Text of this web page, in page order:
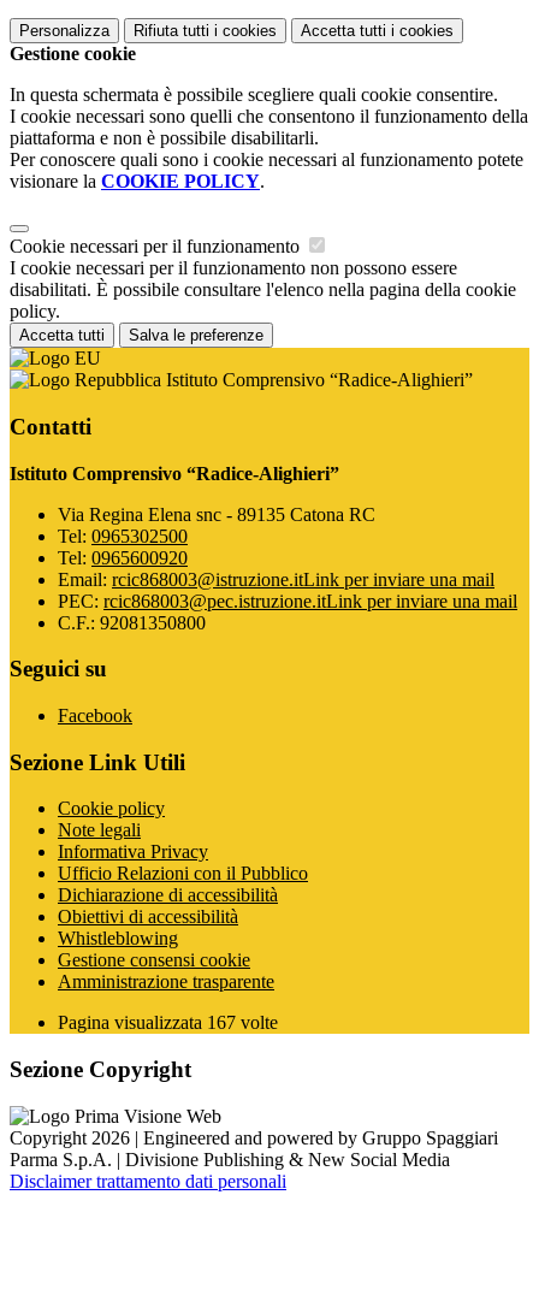
Personalizza Rifiuta tutti i cookies Accetta tutti i cookies
Gestione cookie
In questa schermata è possibile scegliere quali cookie consentire.
I cookie necessari sono quelli che consentono il funzionamento della
piattaforma e non è possibile disabilitarli.
Per conoscere quali sono i cookie necessari al funzionamento potete
visionare la COOKIE POLICY.
Cookie necessari per il funzionamento
I cookie necessari per il funzionamento non possono essere
disabilitati. È possibile consultare l'elenco nella pagina della cookie
policy.
Accetta tutti Salva le preferenze
Istituto Comprensivo “Radice-Alighieri”
Contatti
Istituto Comprensivo “Radice-Alighieri”
Via Regina Elena snc - 89135 Catona RC
Tel: 0965302500
Tel: 0965600920
Email: rcic868003@istruzione.itLink per inviare una mail
PEC: rcic868003@pec.istruzione.itLink per inviare una mail
C.F.: 92081350800
Seguici su
Facebook
Sezione Link Utili
Cookie policy
Note legali
Informativa Privacy
Ufficio Relazioni con il Pubblico
Dichiarazione di accessibilità
Obiettivi di accessibilità
Whistleblowing
Gestione consensi cookie
Amministrazione trasparente
Pagina visualizzata 167 volte
Sezione Copyright
Copyright 2026 | Engineered and powered by Gruppo Spaggiari
Parma S.p.A. | Divisione Publishing & New Social Media
Disclaimer trattamento dati personali